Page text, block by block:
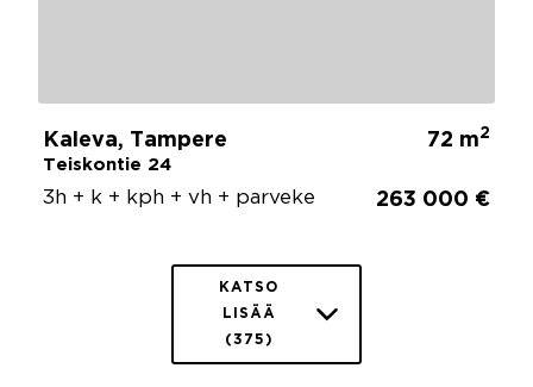
Kaleva, Tampere
Teiskontie 24
72 m2
3h + k + kph + vh + parveke 263 000 €
KATSO
LISÄÄ
(375)